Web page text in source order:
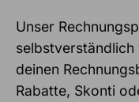
Unser
deinen
Rabatte, Skonti